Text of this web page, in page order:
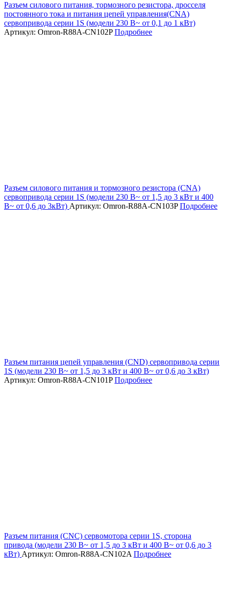
Разъем силового питания, тормозного резистора, дросселя
постоянного тока и питания цепей управления(CNA)
сервопривода серии 1S (модели 230 В~ от 0,1 до 1 кВт)
Артикул: Omron-R88A-CN102PПодробнее
Разъем силового питания и тормозного резистора (CNA)
сервопривода серии 1S (модели 230 В~ от 1,5 до 3 кВт и 400
В~ от 0,6 до 3кВт) Артикул: Omron-R88A-CN103PПодробнее
Разъем питания цепей управления (CND) сервопривода серии
1S (модели 230 В~ от 1,5 до 3 кВт и 400 В~ от 0,6 до 3 кВт)
Артикул: Omron-R88A-CN101PПодробнее
Разъем питания (CNC) сервомотора серии 1S, сторона
привода (модели 230 В~ от 1,5 до 3 кВт и 400 В~ от 0,6 до 3
кВт) Артикул: Omron-R88A-CN102A Подробнее